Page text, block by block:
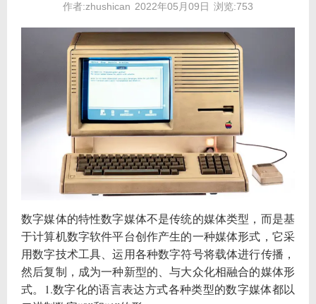
作者:zhushican 2022年05月09日 浏览:753
数字媒体的特性数字媒体不是传统的媒体类型，而是基
于计算机数字软件平台创作产生的一种媒体形式，它采
用数字技术工具、运用各种数字符号将载体进行传播，
然后复制，成为一种新型的、与大众化相融合的媒体形
式。1.数字化的语言表达方式各种类型的数字媒体都以